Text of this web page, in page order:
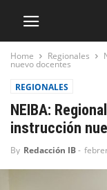
Home Regionales
nuevo docentes
REGIONALES
NEIBA:
instrucción
By Redacción IB-